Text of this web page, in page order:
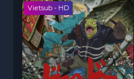
Vietsub - HD